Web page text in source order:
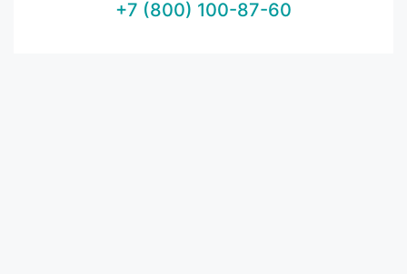
+7 (800) 100-87-60